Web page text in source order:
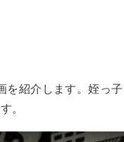
紹介します。姪っ子
。